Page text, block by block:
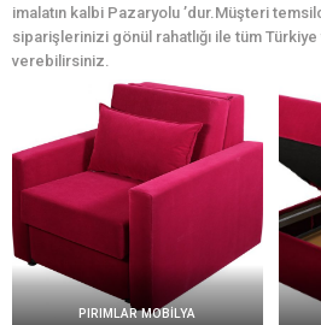
imalatın kalbi Pazaryolu ’dur.Müşteri
siparişlerinizi gönül rahatlığı ile tüm
verebilirsiniz.
PIRIMLAR MOBİLYA